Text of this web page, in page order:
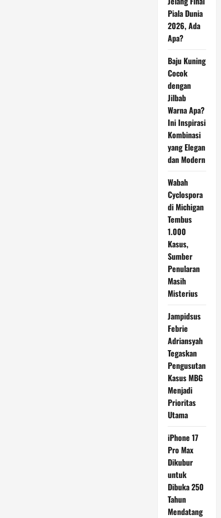
Piala Dunia
2026, Ada
Apa?
Baju Kuning
Cocok
dengan
Jilbab
Warna Apa?
Ini Inspirasi
Kombinasi
yang Elegan
dan Modern
Wabah
Cyclospora
di Michigan
Tembus
1.000
Kasus,
Sumber
Penularan
Masih
Misterius
Jampidsus
Febrie
Adriansyah
Tegaskan
Pengusutan
Kasus MBG
Menjadi
Prioritas
Utama
iPhone 17
Pro Max
Dikubur
untuk
Dibuka 250
Tahun
Mendatang